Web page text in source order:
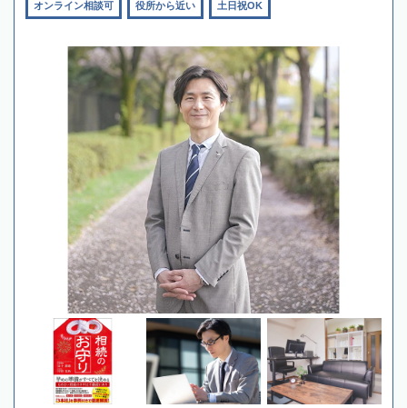
オンライン相談可 役所から近い 土日祝OK